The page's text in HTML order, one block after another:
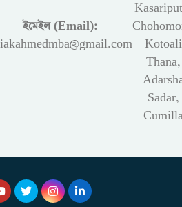
ইমেইল (Email):
Kotoali
Thana,
Sadar,